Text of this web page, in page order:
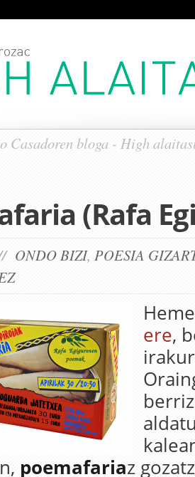
Casadoren bloga - High
(Rafa
ONDO BIZI, POESIA
ere,
poemafariaz